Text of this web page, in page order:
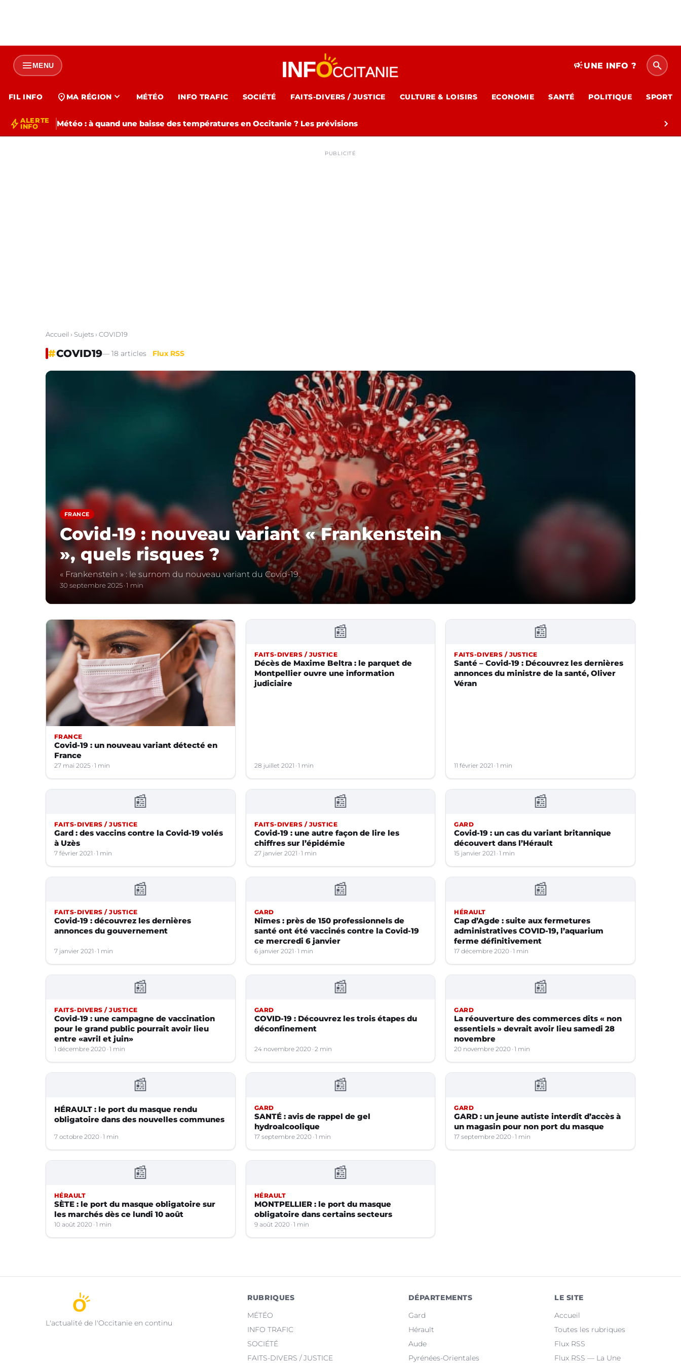
menuMENU campaignUNE INFO ? search
FIL INFO location_on MA RÉGION expand_more MÉTÉO INFO TRAFIC SOCIÉTÉ FAITS-DIVERS / JUSTICE CULTURE & LOISIRS ECONOMIE SANTÉ POLITIQUE SPORT
bolt ALERTE
INFO
Météo : à quand une baisse des températures en Occitanie ? Les prévisions chevron_right
PUBLICITÉ
Accueil › Sujets› COVID19
#COVID19— 18 articles Flux RSS
FRANCE
Covid-19 : nouveau variant « Frankenstein
», quels risques ?
« Frankenstein » : le surnom du nouveau variant du Covid-19.
30 septembre 2025 1 min
FRANCE
Covid-19 : un nouveau variant détecté en
France
27 mai 2025 1 min
📰
FAITS-DIVERS / JUSTICE
Décès de Maxime Beltra : le parquet de
Montpellier ouvre une information
judiciaire
28 juillet 2021 1 min
📰
FAITS-DIVERS / JUSTICE
Santé – Covid-19 : Découvrez les dernières
annonces du ministre de la santé, Oliver
Véran
11 février 2021 1 min
📰
FAITS-DIVERS / JUSTICE
Gard : des vaccins contre la Covid-19 volés
à Uzès
7 février 2021 1 min
📰
FAITS-DIVERS / JUSTICE
Covid-19 : une autre façon de lire les
chiffres sur l’épidémie
27 janvier 2021 1 min
📰
GARD
Covid-19 : un cas du variant britannique
découvert dans l’Hérault
15 janvier 2021 1 min
📰
FAITS-DIVERS / JUSTICE
Covid-19 : découvrez les dernières
annonces du gouvernement
7 janvier 2021 1 min
📰
GARD
Nîmes : près de 150 professionnels de
santé ont été vaccinés contre la Covid-19
ce mercredi 6 janvier
6 janvier 2021 1 min
📰
HÉRAULT
Cap d’Agde : suite aux fermetures
administratives COVID-19, l’aquarium
ferme définitivement
17 décembre 2020 1 min
📰
FAITS-DIVERS / JUSTICE
Covid-19 : une campagne de vaccination
pour le grand public pourrait avoir lieu
entre «avril et juin»
1 décembre 2020 1 min
📰
GARD
COVID-19 : Découvrez les trois étapes du
déconfinement
24 novembre 2020 2 min
📰
GARD
La réouverture des commerces dits « non
essentiels » devrait avoir lieu samedi 28
novembre
20 novembre 2020 1 min
📰
HÉRAULT : le port du masque rendu
obligatoire dans des nouvelles communes
7 octobre 2020 1 min
📰
GARD
SANTÉ : avis de rappel de gel
hydroalcoolique
17 septembre 2020 1 min
📰
GARD
GARD : un jeune autiste interdit d’accès à
un magasin pour non port du masque
17 septembre 2020 1 min
📰
HÉRAULT
SÈTE : le port du masque obligatoire sur
les marchés dès ce lundi 10 août
10 août 2020 1 min
📰
HÉRAULT
MONTPELLIER : le port du masque
obligatoire dans certains secteurs
9 août 2020 1 min
L'actualité de l'Occitanie en continu
RUBRIQUES
MÉTÉO
INFO TRAFIC
SOCIÉTÉ
FAITS-DIVERS / JUSTICE
DÉPARTEMENTS
Gard
Hérault
Aude
Pyrénées-Orientales
LE SITE
Accueil
Toutes les rubriques
Flux RSS
Flux RSS — La Une